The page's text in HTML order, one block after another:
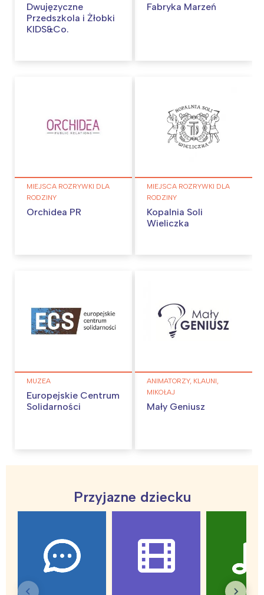
Dwujęzyczne
Przedszkola i Żłobki
KIDS&Co.
Fabryka Marzeń
MIEJSCA ROZRYWKI DLA
RODZINY
Orchidea PR
MIEJSCA ROZRYWKI DLA
RODZINY
Kopalnia Soli
Wieliczka
MUZEA
Europejskie Centrum
Solidarności
ANIMATORZY, KLAUNI,
MIKOŁAJ
Mały Geniusz
Przyjazne dziecku
Wybieram